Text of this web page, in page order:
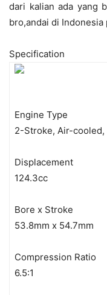
dari kalian ada yang
bro,andai di
Specification
Engine Type
2-Stroke, Air-
Displacement
124.3cc
Bore x Stroke
53.8mm x 54.7mm
Compression Ratio
6.5:1